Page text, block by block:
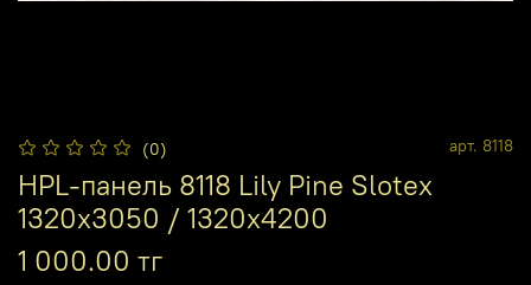
(0) арт. 8118
HPL-панель 8118 Lily Pine Slotex
1320х3050 / 1320х4200
1 000.00 тг